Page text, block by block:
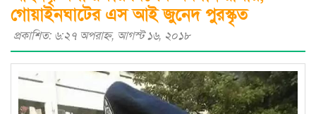
গোয়াইনঘাটের এস আই জুনেদ পুরস্কৃত
প্রকাশিত: ৬:২৭ অপরাহ্ণ, আগস্ট ১৬, ২০১৮